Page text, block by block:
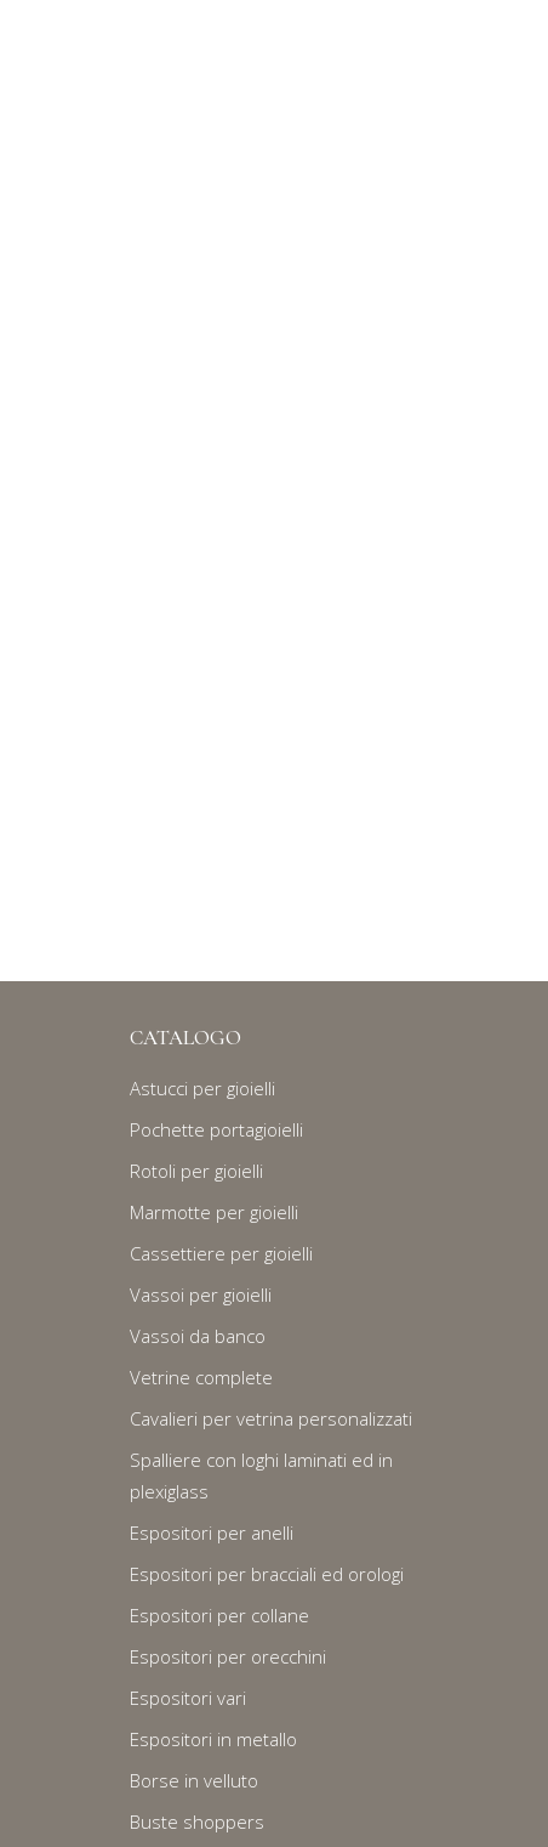
CATALOGO
Astucci per gioielli
Pochette portagioielli
Rotoli per gioielli
Marmotte per gioielli
Cassettiere per gioielli
Vassoi per gioielli
Vassoi da banco
Vetrine complete
Cavalieri per vetrina personalizzati
Spalliere con loghi laminati ed in
plexiglass
Espositori per anelli
Espositori per bracciali ed orologi
Espositori per collane
Espositori per orecchini
Espositori vari
Espositori in metallo
Borse in velluto
Buste shoppers